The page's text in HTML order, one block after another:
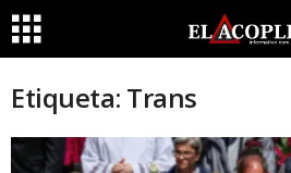
Etiqueta: Trans